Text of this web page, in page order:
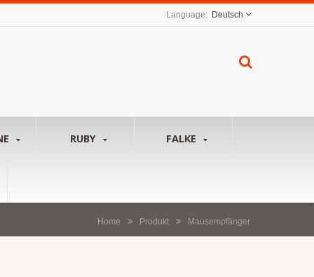
Deutsch
RUBY FALKE
Home Produkt Mausempfänger